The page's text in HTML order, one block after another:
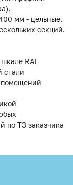
мм - цельные,
секций.
RAL
стали
помещений
по ТЗ заказчика